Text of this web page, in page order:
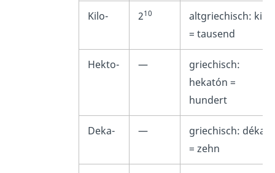
Kilo- 210
altgriechisch: kilo
= tausend
Hekto- —
griechisch:
hekatón =
hundert
Deka- —
griechisch: déka
= zehn